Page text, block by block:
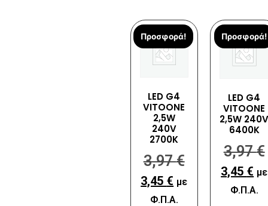
Προσφορά!
LED G4
VITOONE
2,5W
240V
2700K
3,97€
3,45 € με
Φ.Π.Α.
Προσφορά!
LED G4
VITOONE
2,5W
6400K
3,97€
3,45 € με
Φ.Π.Α.